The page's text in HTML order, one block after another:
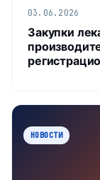
03.06.2026
Закупки
НОВОСТИ